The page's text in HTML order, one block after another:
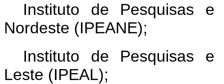
Instituto de Pesquisas e
Nordeste (IPEANE);
Instituto de Pesquisas e
Leste (IPEAL);